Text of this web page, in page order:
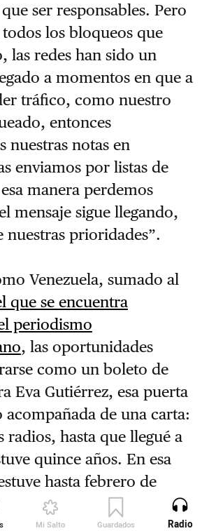
Mi Salto Guardados Revista
ser responsables. Pero
los bloqueos que
las redes han sido un
a momentos en que a
tráfico, como nuestro
entonces
nuestras notas en
enviamos por listas de
manera perdemos
mensaje sigue llegando,
nuestras prioridades”.
Venezuela, sumado al
que se encuentra
periodismo
, las oportunidades
como un boleto de
Eva Gutiérrez, esa puerta
acompañada de una carta:
radios, hasta que llegué a
quince años. En esa
hasta febrero de
tenían mucho respeto -las
radio-, y me tenían mucho
Radio